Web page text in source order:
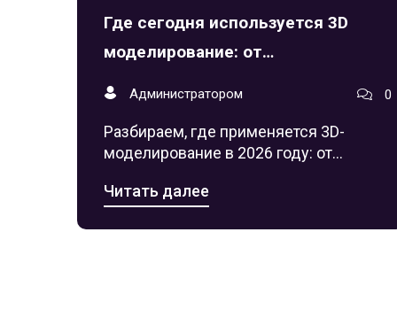
Где сегодня используется 3D
моделирование: от
машиностроения до медицины
Администратором 0
Разбираем, где применяется 3D-
моделирование в 2026 году: от
медицины и маркетинга. Узнайте, как
Читать далее